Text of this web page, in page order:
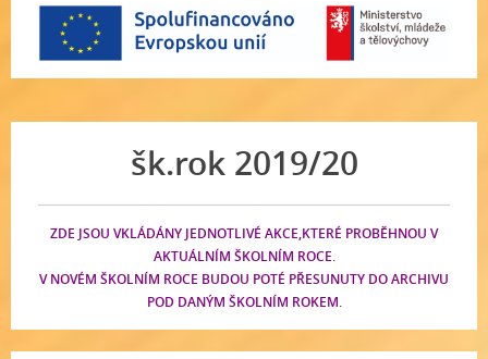
šk.rok 2019/20
ZDE JSOU VKLÁDÁNY JEDNOTLIVÉ AKCE,KTERÉ PROBĚHNOU V
AKTUÁLNÍM ŠKOLNÍM ROCE.
V NOVÉM ŠKOLNÍM ROCE BUDOU POTÉ PŘESUNUTY DO ARCHIVU
POD DANÝM ŠKOLNÍM ROKEM.